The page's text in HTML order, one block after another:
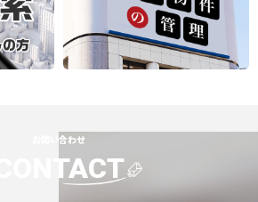
お問い合わせ
CONTACT